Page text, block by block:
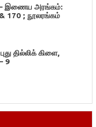
– இணைய அரங்கம்:
170 ; நூலரங்கம்
தில்லிக் கிளை,
9